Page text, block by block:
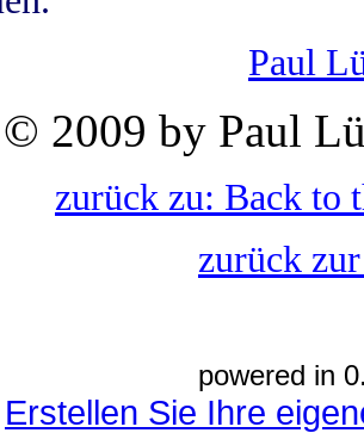
Paul
© 2009 by Paul
zurück zu: Back to
zurück
powered in
Erstellen Sie Ihre